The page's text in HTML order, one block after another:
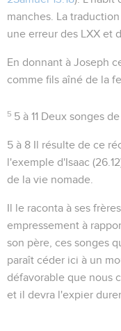
manches. La traduction
une erreur des LXX et
En donnant à Joseph
comme fils aîné de la
5 5 à 11 Deux songes
5 à 8 Il résulte de ce
l'exemple d'Isaac (26.12
de la vie nomade.
Il le raconta à ses frères
empressement à
son père, ces songes
paraît céder ici à un
défavorable que nous
et il devra l'expier